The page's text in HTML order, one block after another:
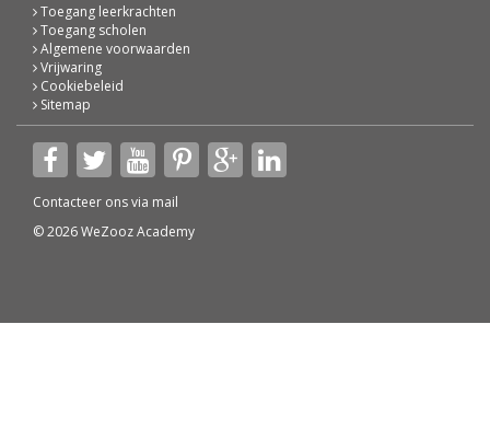
Toegang leerkrachten
Toegang scholen
Algemene voorwaarden
Vrijwaring
Cookiebeleid
Sitemap
Contacteer ons via mail
© 2026 WeZooz Academy